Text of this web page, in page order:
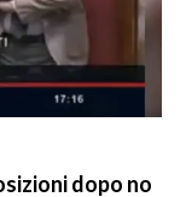
dopo no